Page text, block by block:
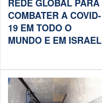
REDE GLOBAL PARA
COMBATER A COVID-
19 EM TODO O
MUNDO E EM ISRAEL